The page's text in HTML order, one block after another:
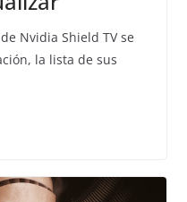
Nvidia Shield TV se
la lista de sus